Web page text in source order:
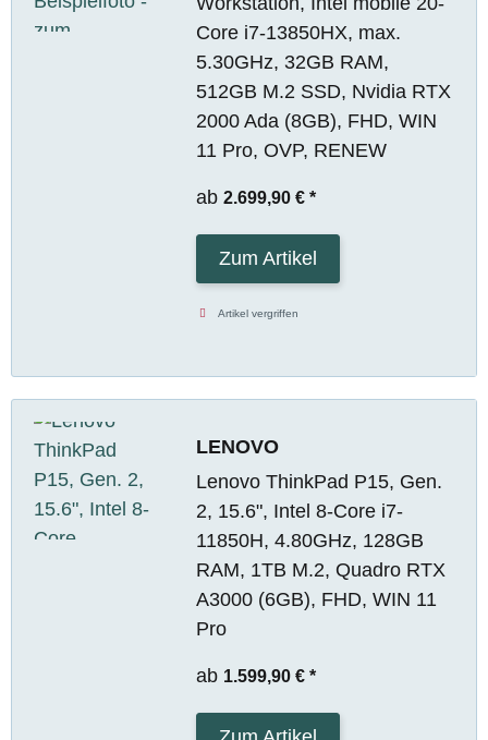
Core i7-13850HX, max.
5.30GHz, 32GB RAM,
512GB M.2 SSD, Nvidia RTX
2000 Ada (8GB), FHD, WIN
11 Pro, OVP, RENEW
ab 2.699,90 € *
Zum Artikel
Artikel vergriffen
LENOVO
Lenovo ThinkPad P15, Gen.
2, 15.6", Intel 8-Core i7-
11850H, 4.80GHz, 128GB
RAM, 1TB M.2, Quadro RTX
A3000 (6GB), FHD, WIN 11
Pro
ab 1.599,90 € *